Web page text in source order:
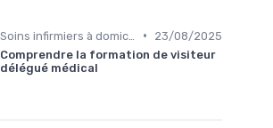
•
23/08/2025
Comprendre la formation de visiteur
délégué médical